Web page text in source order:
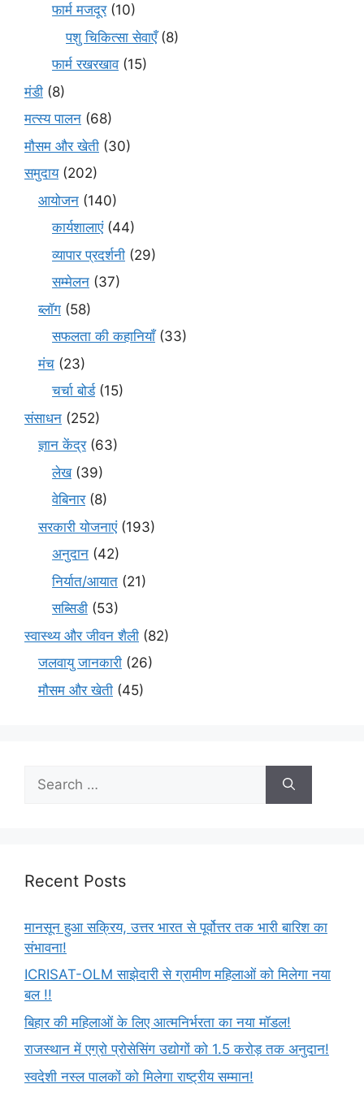
फार्म मजदूर(10)
पशु चिकित्सा सेवाएँ(8)
फार्म रखरखाव(15)
मंडी (8)
मत्स्य पालन (68)
मौसम और खेती (30)
समुदाय(202)
आयोजन (140)
कार्यशालाएं(44)
व्यापार प्रदर्शनी (29)
सम्मेलन (37)
ब्लॉग (58)
सफलता की कहानियाँ(33)
मंच (23)
चर्चा बोर्ड(15)
संसाधन (252)
ज्ञान केंद्र(63)
लेख(39)
वेबिनार(8)
सरकारी योजनाएं(193)
अनुदान (42)
निर्यात/आयात (21)
सब्सिडी (53)
स्वास्थ्य और जीवन शैली (82)
जलवायु जानकारी (26)
मौसम और खेती (45)
Recent Posts
मानसून हुआ सक्रिय, उत्तर भारत से पूर्वोत्तर तक भारी बारिश का
संभावना!
ICRISAT-OLM साझेदारी से ग्रामीण महिलाओं को मिलेगा नया
बल !!
बिहार की महिलाओं के लिए आत्मनिर्भरता का नया मॉडल!
राजस्थान में एग्रो प्रोसेसिंग उद्योगों को 1.5 करोड़ तक अनुदान!
स्वदेशी नस्ल पालकों को मिलेगा राष्ट्रीय सम्मान!